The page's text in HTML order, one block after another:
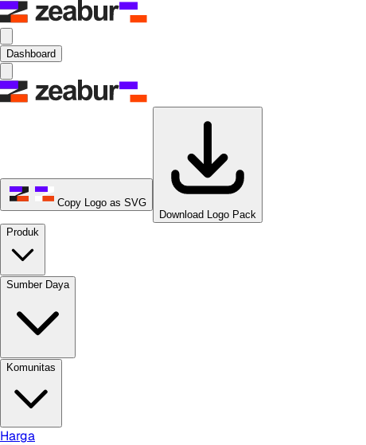
Dashboard
Copy Logo as SVG
Download Logo Pack
Produk
Sumber Daya
Komunitas
Harga